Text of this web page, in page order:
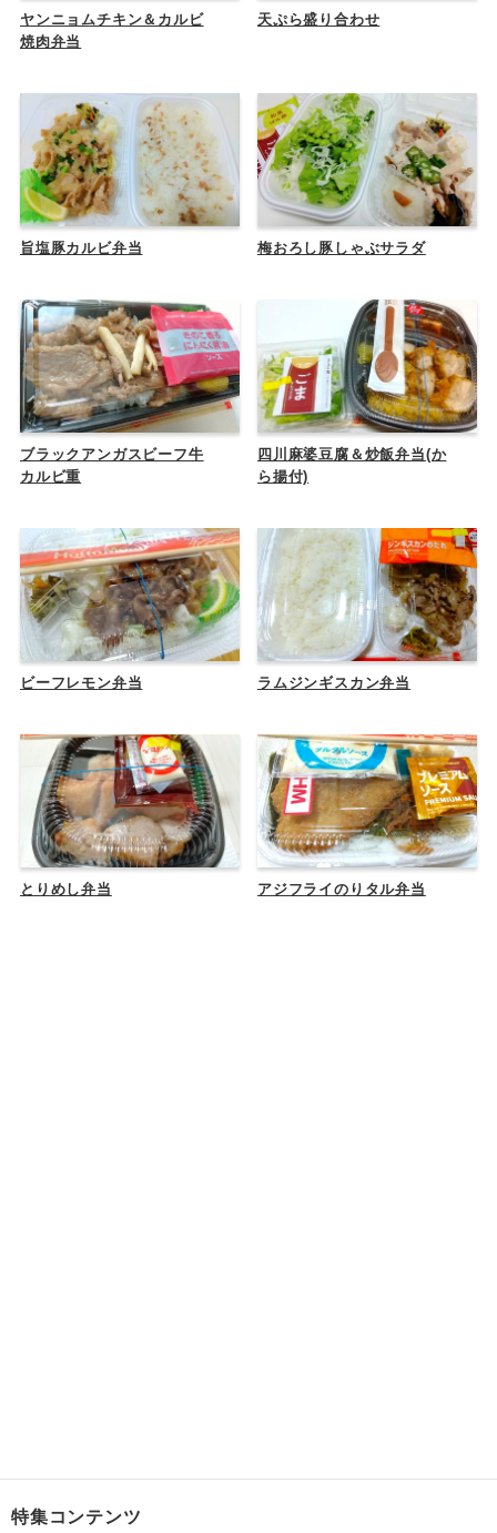
ヤンニョムチキン＆カルビ
焼肉弁当
天ぷら盛り合わせ
旨塩豚カルビ弁当 梅おろし豚しゃぶサラダ
ブラックアンガスビーフ牛
カルビ重
四川麻婆豆腐＆炒飯弁当(か
ら揚付)
ビーフレモン弁当 ラムジンギスカン弁当
とりめし弁当 アジフライのりタル弁当
特集コンテンツ